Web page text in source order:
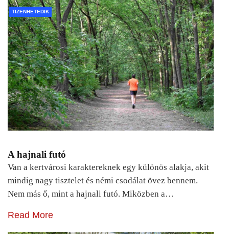
TIZENHETEDIK
A hajnali futó
Van a kertvárosi karaktereknek egy különös alakja, akit
mindig nagy tisztelet és némi csodálat övez bennem.
Nem más ő, mint a hajnali futó. Miközben a…
Read More